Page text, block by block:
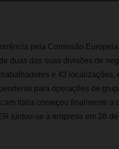
pela Comissão
duas das suas divisões de
e 43 localizações,
para operações de
Italia começou finalmente a
juntou-se à empresa em 28